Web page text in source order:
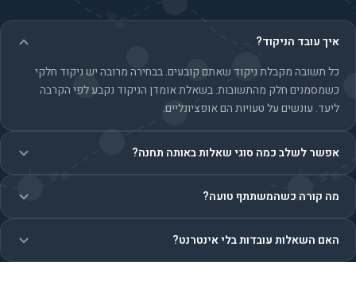
איך עובד הניקוד?
כל תשובה מקבלת ניקוד שאתם קובעים. בבחירה מרובה יש ניקוד חלקי
כשמסמנים חלק מהתשובות. בשאלת אומדן הניקוד נקבע לפי הקרבה
ליעד. עונשים על טעויות הם אופציונליים.
אפשר לשלב כמה סוגי שאלות באותה תחנה?
מה קורה כשהמשתתף טועה?
האם השאלות עובדות בלי אינטרנט?